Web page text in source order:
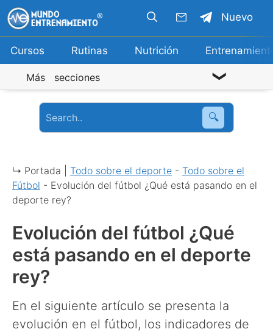
Saltar
al
contenido
Cursos Rutinas Nutrición
Nuevo
Más secciones
🔍
↳ Portada | Todo sobre el deporte - Todo sobre el
Fútbol - Evolución del fútbol ¿Qué está pasando en el
deporte rey?
Evolución del fútbol ¿Qué
está pasando en el deporte
rey?
En el siguiente artículo se presenta la
evolución en el fútbol, los indicadores de